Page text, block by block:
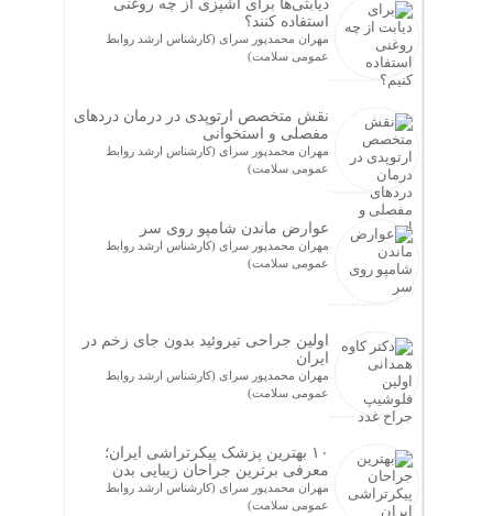
استفاده کنند؟
مهران محمدپور سرای (کارشناس ارشد روابط
عمومی سلامت)
نقش متخصص ارتوپدی در درمان دردهای
مفصلی و استخوانی
مهران محمدپور سرای (کارشناس ارشد روابط
عمومی سلامت)
عوارض ماندن شامپو روی سر
مهران محمدپور سرای (کارشناس ارشد روابط
عمومی سلامت)
اولین جراحی تیروئید بدون جای زخم در
ایران
مهران محمدپور سرای (کارشناس ارشد روابط
عمومی سلامت)
۱۰ بهترین پزشک پیکرتراشی ایران؛
معرفی برترین جراحان زیبایی بدن
مهران محمدپور سرای (کارشناس ارشد روابط
عمومی سلامت)